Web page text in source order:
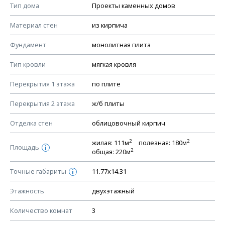
Тип дома Проекты каменных домов
Материал стен из кирпича
Фундамент монолитная плита
Тип кровли мягкая кровля
Перекрытия 1 этажа по плите
Перекрытия 2 этажа ж/б плиты
Отделка стен облицовочный кирпич
Площадь i
жилая: 111м2 полезная: 180м2
общая: 220м2
Точные габариты i 11.77х14.31
Этажность двухэтажный
Количество комнат 3
Смотрите советы по выбору материала в нашем
КОНСТРУКТИВНЫЕ РЕШЕНИЯ (КР)
Ведомость рабочих чертежей основного комплекта КР
План фундамента
Устройство фундамента, спецификация материалов
Планы перекрытий этажей, спецификация элементов
Устройство перекрытий
Устройство стен
Спецификация материалов стен
Схема расположения лаг чердака (если есть)
Схема расположения элементов стропил
Спецификация элементов стропил
Устройство стропильной системы
Узлы устройства кровли